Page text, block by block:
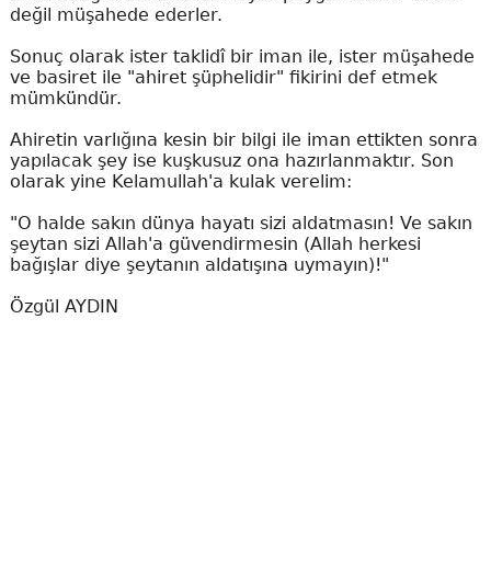
değil müşahede ederler.
Sonuç olarak ister taklidî bir iman ile, ister müşahede
ve basiret ile "ahiret şüphelidir" fikirini def etmek
mümkündür.
Ahiretin varlığına kesin bir bilgi ile iman ettikten sonra
yapılacak şey ise kuşkusuz ona hazırlanmaktır. Son
olarak yine Kelamullah'a kulak verelim:
"O halde sakın dünya hayatı sizi aldatmasın! Ve sakın
şeytan sizi Allah'a güvendirmesin (Allah herkesi
bağışlar diye şeytanın aldatışına uymayın)!"
Özgül AYDIN